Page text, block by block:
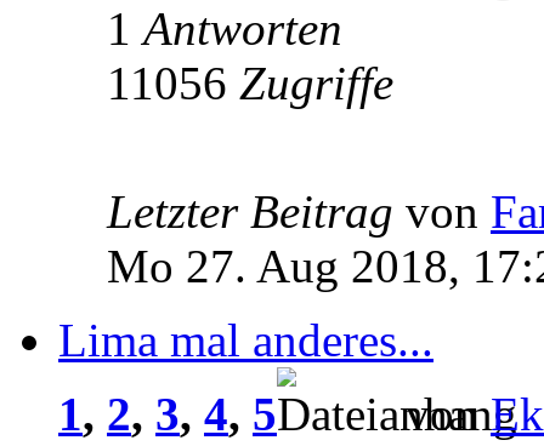
1Antworten
11056 Zugriffe
Letzter Beitrag von
Mo 27. Aug 2018,
Lima mal anderes...
1, 2, 3, 4, 5 von